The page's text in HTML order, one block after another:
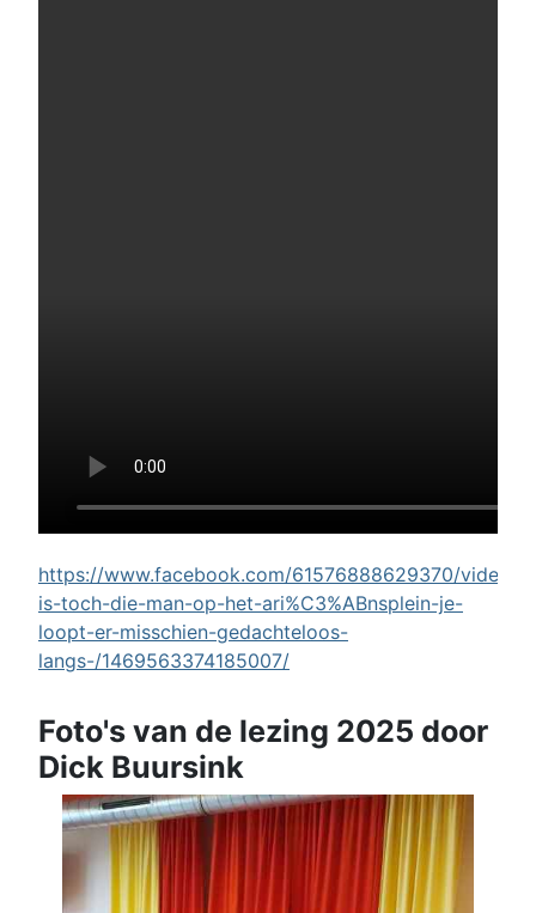
https://www.facebook.com/61576888629370/videos/
is-toch-die-man-op-het-ari%C3%ABnsplein-je-
loopt-er-misschien-gedachteloos-
langs-/1469563374185007/
Foto's van de lezing 2025 door
Dick Buursink